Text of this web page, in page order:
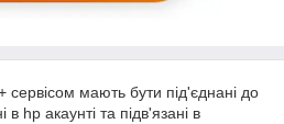
сервісом мають бути під'єднані до
в hp акаунті та підв'язані в